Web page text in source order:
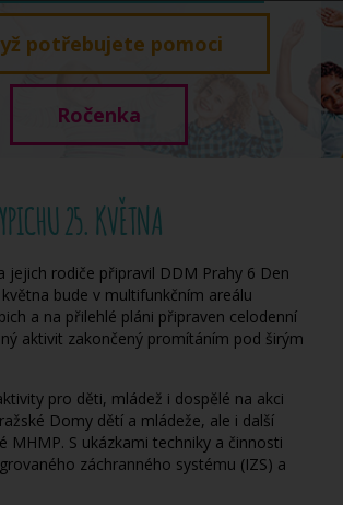
potřebujete pomoci
Ročenka
25. KVĚTNA
jejich rodiče připravil DDM Prahy 6 Den
bude v multifunkčním areálu
a na přilehlé pláni připraven celodenní
aktivit zakončený promítáním pod širým
pro děti, mládež i dospělé na akci
Domy dětí a mládeže, ale i další
MHMP. S ukázkami techniky a činnosti
záchranného systému (IZS) a